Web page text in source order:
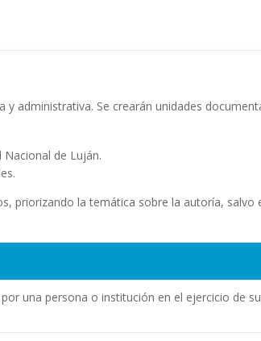
administrativa. Se crearán unidades
de Luján.
priorizando la temática sobre la autoría, salvo
una persona o institución en el ejercicio de